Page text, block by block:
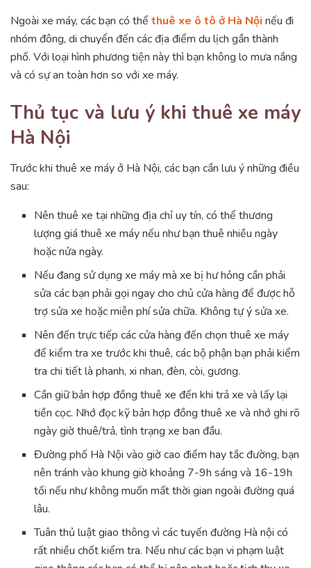
Ngoài xe máy, các bạn có thể thuê xe ô tô ở Hà Nội nếu đi
nhóm đông, di chuyển đến các địa điểm du lịch gần thành
phố. Với loại hình phương tiện này thì bạn không lo mưa nắng
và có sự an toàn hơn so với xe máy.
Thủ tục và lưu ý khi thuê xe máy
Hà Nội
Trước khi thuê xe máy ở Hà Nội, các bạn cần lưu ý những điều
sau:
Nên thuê xe tại những địa chỉ uy tín, có thể thương
lượng giá thuê xe máy nếu như bạn thuê nhiều ngày
hoặc nửa ngày.
Nếu đang sử dụng xe máy mà xe bị hư hỏng cần phải
sửa các bạn phải gọi ngay cho chủ cửa hàng để được hỗ
trợ sửa xe hoặc miễn phí sửa chữa. Không tự ý sửa xe.
Nên đến trực tiếp các cửa hàng đến chọn thuê xe máy
để kiểm tra xe trước khi thuê, các bộ phận bạn phải kiểm
tra chi tiết là phanh, xi nhan, đèn, còi, gương.
Cần giữ bản hợp đồng thuê xe đến khi trả xe và lấy lại
tiền cọc. Nhớ đọc kỹ bản hợp đồng thuê xe và nhớ ghi rõ
ngày giờ thuê/trả, tình trạng xe ban đầu.
Đường phố Hà Nội vào giờ cao điểm hay tắc đường, bạn
nên tránh vào khung giờ khoảng 7-9h sáng và 16-19h
tối nếu như không muốn mất thời gian ngoài đường quá
lâu.
Tuân thủ luật giao thông vì các tuyến đường Hà nội có
rất nhiều chốt kiểm tra. Nếu như các bạn vi phạm luật